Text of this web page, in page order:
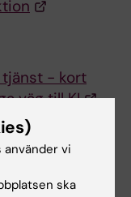
tjänst - kort
väg till KI
använder vi
ska